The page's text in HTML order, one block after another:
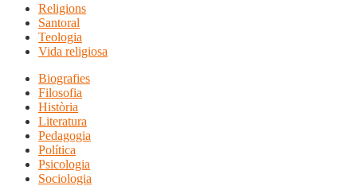
Religions
Santoral
Teologia
Vida religiosa
Biografies
Filosofia
Història
Literatura
Pedagogia
Política
Psicologia
Sociologia